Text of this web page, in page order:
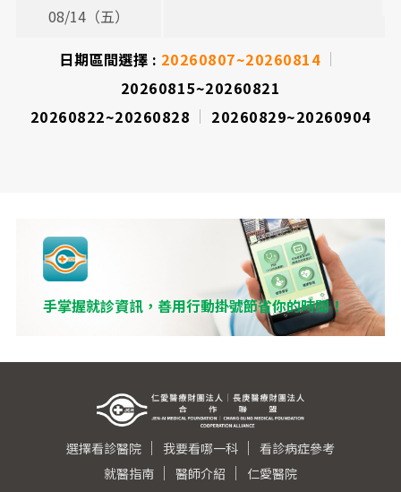
08/14（五）
日期區間選擇 : 20260807~20260814
20260815~20260821
20260822~20260828
20260829~20260904
手掌握就診資訊，善用行動掛號節省你的時間！
選擇看診醫院 我要看哪一科
看診病症參考
就醫指南
醫師介紹 仁愛醫院